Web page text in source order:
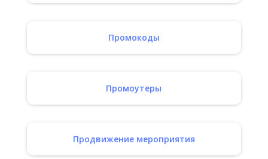
Промокоды
Промоутеры
Продвижение мероприятия